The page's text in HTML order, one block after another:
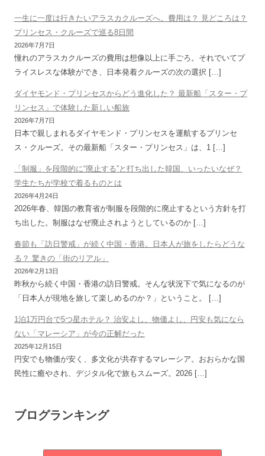
一生に一度は行きたいアラスカクルーズへ。費用は？ 見どころは？
プリンセス・クルーズで巡る8日間
2026年7月7日
憧れのアラスカクルーズの費用は想像以上に手ごろ。それでいてプ
ライスレスな体験ができ、日本発着クルーズの次の選択 […]
ダイヤモンド・プリンセスからどう進化した？ 最新船「スター・プ
リンセス」で体験した新しい船旅
2026年7月7日
日本で親しまれるダイヤモンド・プリンセスを運航するプリンセ
ス・クルーズ。その最新船「スター・プリンセス」は、1 […]
「制服」を段階的に“廃止する”と打ち出した韓国、いったいなぜ？
学生たちが学校で着るものとは
2026年4月24日
2026年春、韓国の教育省が制服を段階的に廃止するという方針を打
ち出した。制服はなぜ廃止されようとしているのか […]
春節も「訪日警戒」が続く中国・香港。日本人が旅をしたらどうな
る？ 驚きの「街のリアル」
2026年2月13日
昨秋から続く中国・香港の訪日警戒。そんな状況下で気になるのが
「日本人が現地を旅して楽しめるのか？」ということ。 […]
1泊1万円台で5つ星ホテル？ 治安よし、物価よし、円安も気になら
ない「マレーシア」が今の正解だった
2025年12月15日
円安でも物価が安く、多文化が共存するマレーシア。おおらかな国
民性に癒やされ、デジタル化で旅もスムーズ。2026 […]
ブログランキング